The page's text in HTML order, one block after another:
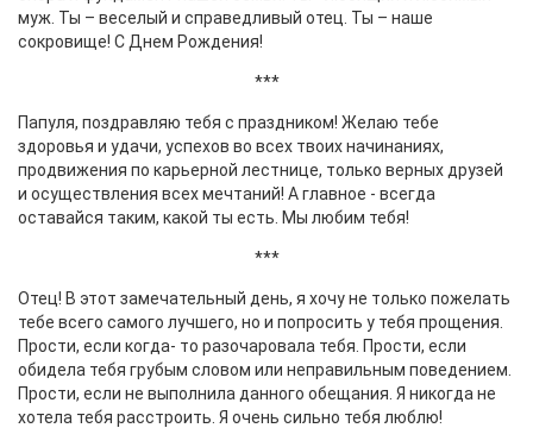
муж. Ты – веселый и справедливый отец. Ты – наше
сокровище! С Днем Рождения!
***
Папуля, поздравляю тебя с праздником! Желаю тебе
здоровья и удачи, успехов во всех твоих начинаниях,
продвижения по карьерной лестнице, только верных друзей
и осуществления всех мечтаний! А главное - всегда
оставайся таким, какой ты есть. Мы любим тебя!
***
Отец! В этот замечательный день, я хочу не только пожелать
тебе всего самого лучшего, но и попросить у тебя прощения.
Прости, если когда- то разочаровала тебя. Прости, если
обидела тебя грубым словом или неправильным поведением.
Прости, если не выполнила данного обещания. Я никогда не
хотела тебя расстроить. Я очень сильно тебя люблю!